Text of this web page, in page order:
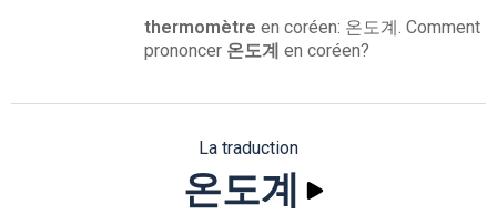
thermomètre en coréen: 온도계. Comment
prononcer 온도계 en coréen?
La traduction
온도계